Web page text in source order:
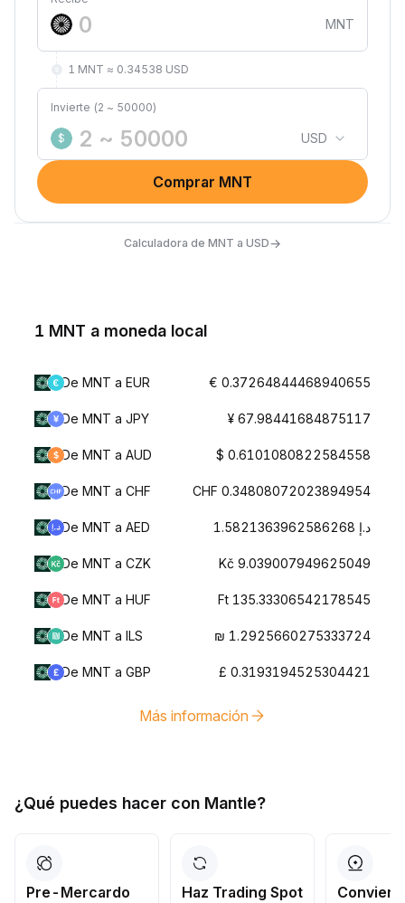
MNT
1 MNT ≈ 0.34538 USD
Invierte (2 ~ 50000)
$ USD
Comprar MNT
Calculadora de MNT a USD→
1 MNT a moneda local
De MNT a EUR € 0.37264844468940655
De MNT a JPY ¥ 67.98441684875117
De MNT a AUD $ 0.6101080822584558
De MNT a CHF CHF 0.34808072023894954
De MNT a AED د.إ 1.5821363962586268
De MNT a CZK Kč 9.039007949625049
De MNT a HUF Ft 135.33306542178545
De MNT a ILS ₪ 1.2925660275333724
De MNT a GBP £ 0.3193194525304421
Más información
¿Qué puedes hacer con Mantle?
Pre-Mercardo
Haz Trading Spot